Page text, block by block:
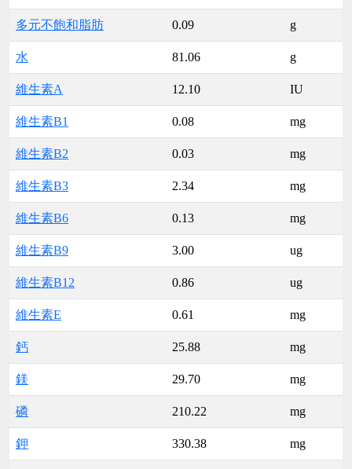
多元不飽和脂肪 0.09 g
水 81.06 g
維生素A 12.10 IU
維生素B1 0.08 mg
維生素B2 0.03 mg
維生素B3 2.34 mg
維生素B6 0.13 mg
維生素B9 3.00 ug
維生素B12 0.86 ug
維生素E 0.61 mg
鈣 25.88 mg
鎂 29.70 mg
磷 210.22 mg
鉀 330.38 mg